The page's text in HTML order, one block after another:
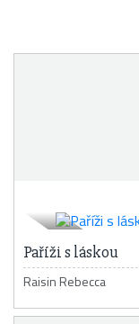
Paříži s láskou
Raisin Rebecca